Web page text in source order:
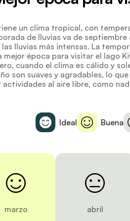
un clima tropical, con
de lluvias va de septiembre
lluvias más intensas. La
mejor época para visitar el lago
cuando el clima es cálido y
son suaves y agradables, lo
actividades al aire libre, como
Ideal Buena
marzo abril